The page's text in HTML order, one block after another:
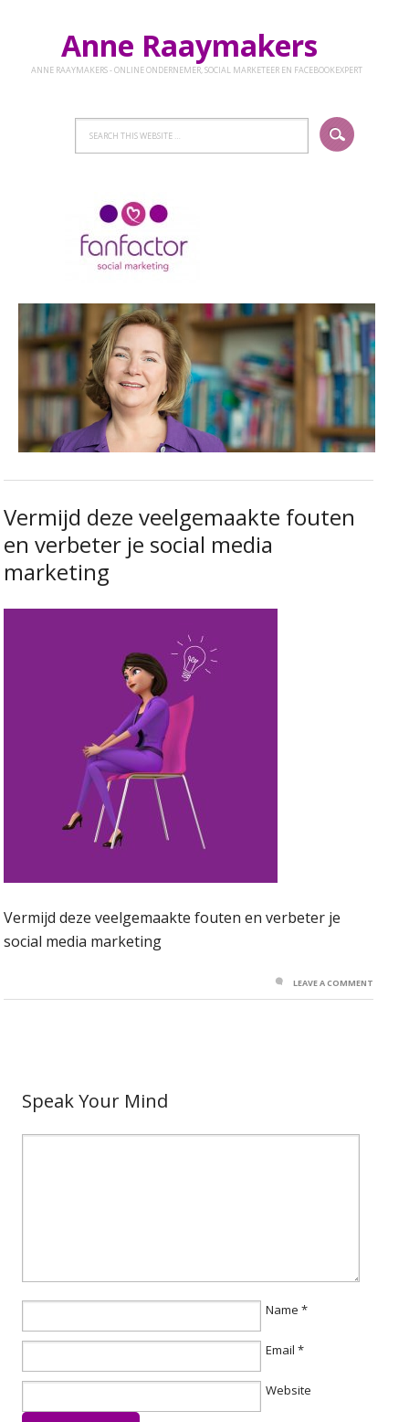
Anne Raaymakers
ANNE RAAYMAKERS - ONLINE ONDERNEMER, SOCIAL MARKETEER EN FACEBOOKEXPERT
Vermijd deze veelgemaakte fouten
en verbeter je social media
marketing
Vermijd deze veelgemaakte fouten en verbeter je
social media marketing
LEAVE A COMMENT
Speak Your Mind
Name *
Email *
Website